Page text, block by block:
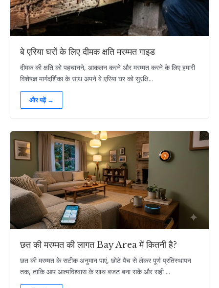
बे एरिया घरों के लिए दीमक क्षति मरम्मत गाइड
दीमक की क्षति को पहचानने, आकलन करने और मरम्मत करने के लिए हमारी
विशेषज्ञ मार्गदर्शिका के साथ अपने बे एरिया घर को सुरक्षि...
और पढ़ें →
छत की मरम्मत की लागत Bay Area में कितनी है?
छत की मरम्मत के सटीक अनुमान पाएं, छोटे पैच से लेकर पूर्ण प्रतिस्थापन
तक, ताकि आप आत्मविश्वास के साथ बजट बना सकें और सही ...